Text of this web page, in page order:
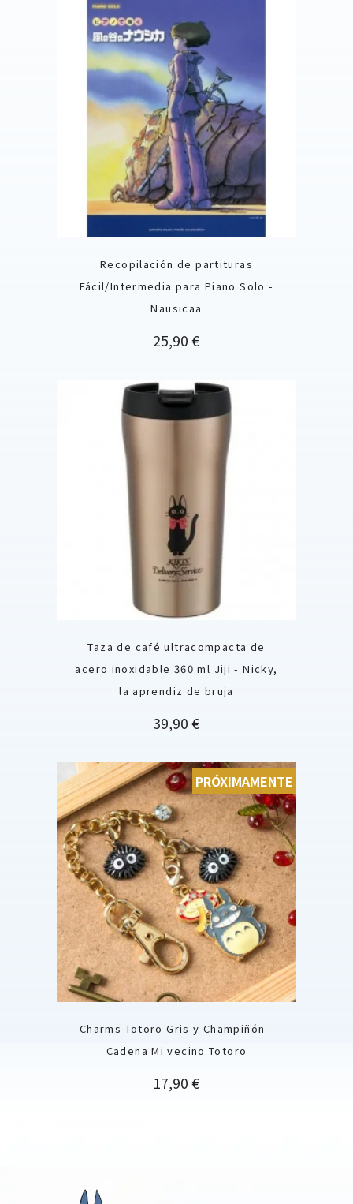
Recopilación de partituras
Fácil/Intermedia para Piano Solo -
Nausicaa
Precio
25,90 €
Taza de café ultracompacta de
acero inoxidable 360 ml Jiji - Nicky,
la aprendiz de bruja
Precio
39,90 €
Charms Totoro Gris y Champiñón -
Cadena Mi vecino Totoro
Precio
17,90 €
PRÓXIMAMENTE